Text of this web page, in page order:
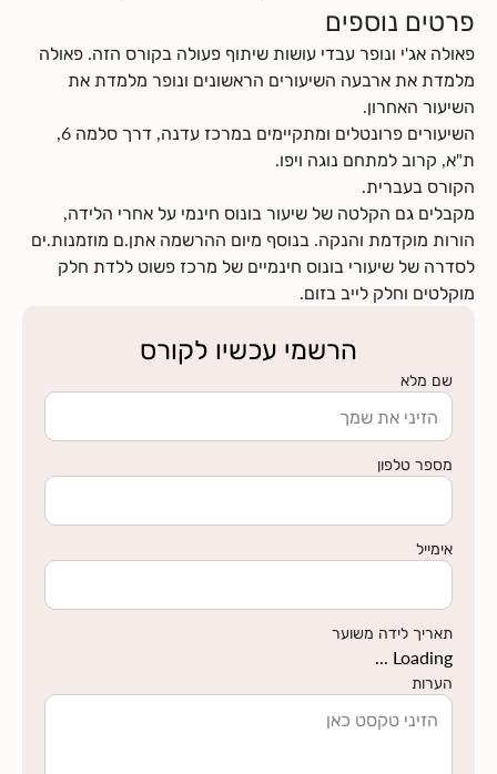
פרטים נוספים
פאולה אג'י ונופר עבדי עושות שיתוף פעולה בקורס הזה. פאולה
מלמדת את ארבעה השיעורים הראשונים ונופר מלמדת את
השיעורים פרונטלים ומתקיימים במרכז עדנה, דרך סלמה 6,
מקבלים גם הקלטה של שיעור בונוס חינמי על אחרי הלידה,
הורות מוקדמת והנקה. בנוסף מיום ההרשמה אתן.ם מוזמנות.ים
לסדרה של שיעורי בונוס חינמיים של מרכז פשוט ללדת חלק
מוקלטים וחלק לייב בזום.
הרשמי עכשיו לקורס
שם מלא
מספר טלפון
אימייל
תאריך לידה משוער
Loading ...
הערות